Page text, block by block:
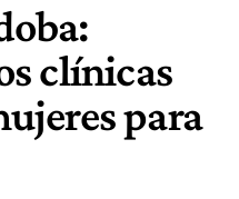
clínicas
para